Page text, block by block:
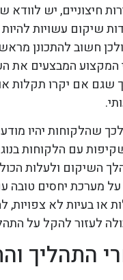
חיצוניים, יש לוודא
שיקום עשויות להיות
ולכן חשוב להתכונן
המבצעים את
שגם אם יקרו תקלות או
שהלקוחות יהיו
עם הלקוחות
השיקום ולעלות
על מערכת יחסים טובה
בעיות לא צפויות,
לעזור להקל על
התהליך